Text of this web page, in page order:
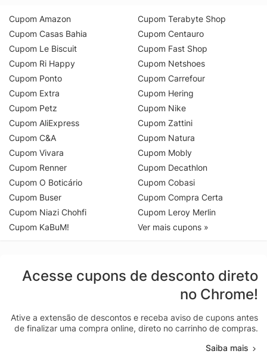
Cupom Amazon
Cupom Casas Bahia
Cupom Le Biscuit
Cupom Ri Happy
Cupom Ponto
Cupom Extra
Cupom Petz
Cupom AliExpress
Cupom C&A
Cupom Vivara
Cupom Renner
Cupom O Boticário
Cupom Buser
Cupom Niazi Chohfi
Cupom KaBuM!
Cupom Terabyte Shop
Cupom Centauro
Cupom Fast Shop
Cupom Netshoes
Cupom Carrefour
Cupom Hering
Cupom Nike
Cupom Zattini
Cupom Natura
Cupom Mobly
Cupom Decathlon
Cupom Cobasi
Cupom Compra Certa
Cupom Leroy Merlin
Ver mais cupons »
Acesse cupons de desconto direto
no Chrome!
Ative a extensão de descontos e receba aviso de cupons antes
de finalizar uma compra online, direto no carrinho de compras.
Saiba mais